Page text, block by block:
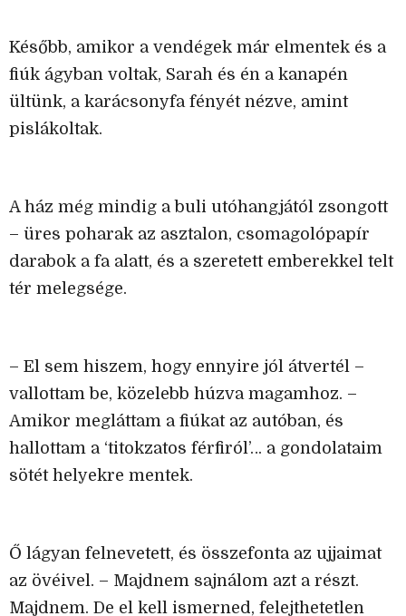
Később, amikor a vendégek már elmentek és a
fiúk ágyban voltak, Sarah és én a kanapén
ültünk, a karácsonyfa fényét nézve, amint
pislákoltak.
A ház még mindig a buli utóhangjától zsongott
– üres poharak az asztalon, csomagolópapír
darabok a fa alatt, és a szeretett emberekkel telt
tér melegsége.
– El sem hiszem, hogy ennyire jól átvertél –
vallottam be, közelebb húzva magamhoz. –
Amikor megláttam a fiúkat az autóban, és
hallottam a ‘titokzatos férfiról’… a gondolataim
sötét helyekre mentek.
Ő lágyan felnevetett, és összefonta az ujjaimat
az övéivel. – Majdnem sajnálom azt a részt.
Majdnem. De el kell ismerned, felejthetetlen